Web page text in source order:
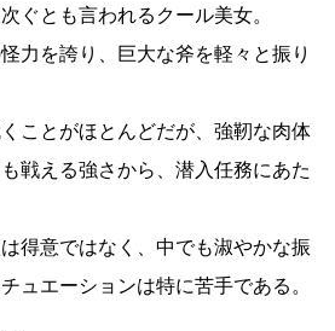
ぐとも言われるクール美女。
力を誇り、巨大な斧を軽々と振り
ことがほとんどだが、強靭な肉体
戦える強さから、潜入任務にあた
得意ではなく、中でも淑やかな振
ュエーションは特に苦手である。